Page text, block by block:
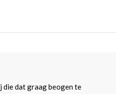
die dat graag beogen te